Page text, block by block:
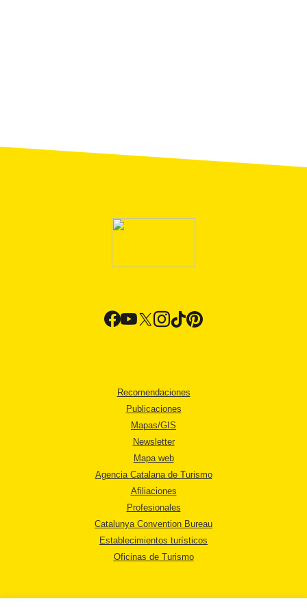
Recomendaciones
Publicaciones
Mapas/GIS
Newsletter
Mapa web
Agencia Catalana de Turismo
Afiliaciones
Profesionales
Catalunya Convention Bureau
Establecimientos turísticos
Oficinas de Turismo